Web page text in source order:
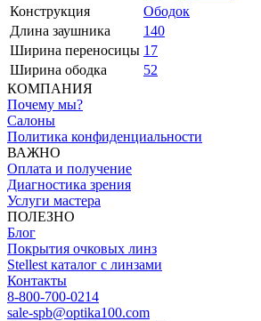
Конструкция
Ободок
Длина заушника
140
Ширина переносицы 17
Ширина ободка
52
КОМПАНИЯ
Почему мы?
Салоны
Политика конфиденциальности
ВАЖНО
Оплата и получение
Диагностика зрения
Услуги мастера
ПОЛЕЗНО
Блог
Покрытия очковых линз
Stellest каталог с линзами
Контакты
8-800-700-0214
sale-spb@optika100.com